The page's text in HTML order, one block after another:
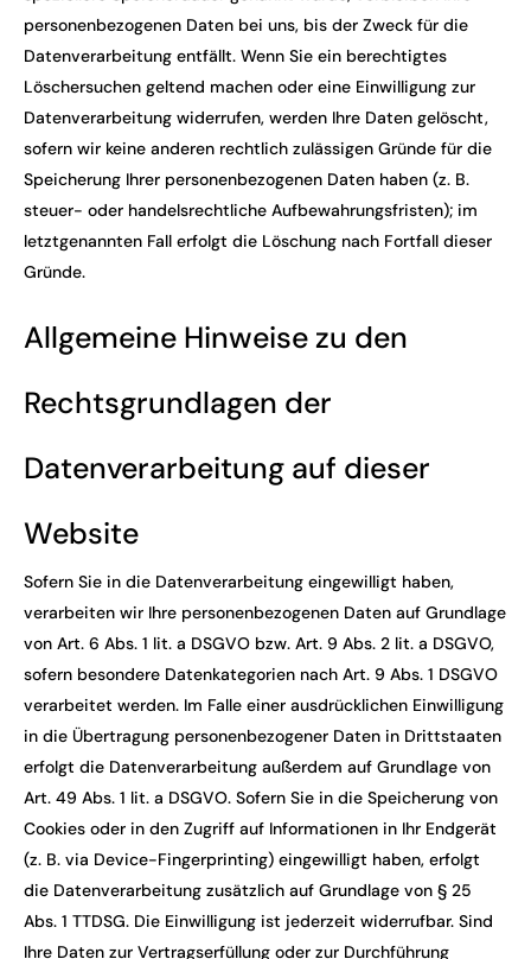
personenbezogenen Daten bei uns, bis der Zweck für die
Datenverarbeitung entfällt. Wenn Sie ein berechtigtes
Löschersuchen geltend machen oder eine Einwilligung zur
Datenverarbeitung widerrufen, werden Ihre Daten gelöscht,
sofern wir keine anderen rechtlich zulässigen Gründe für die
Speicherung Ihrer personenbezogenen Daten haben (z. B.
steuer- oder handelsrechtliche Aufbewahrungsfristen); im
letztgenannten Fall erfolgt die Löschung nach Fortfall dieser
Gründe.
Allgemeine Hinweise zu den
Rechtsgrundlagen der
Datenverarbeitung auf dieser
Website
Sofern Sie in die Datenverarbeitung eingewilligt haben,
verarbeiten wir Ihre personenbezogenen Daten auf Grundlage
von Art. 6 Abs. 1 lit. a DSGVO bzw. Art. 9 Abs. 2 lit. a DSGVO,
sofern besondere Datenkategorien nach Art. 9 Abs. 1 DSGVO
verarbeitet werden. Im Falle einer ausdrücklichen Einwilligung
in die Übertragung personenbezogener Daten in Drittstaaten
erfolgt die Datenverarbeitung außerdem auf Grundlage von
Art. 49 Abs. 1 lit. a DSGVO. Sofern Sie in die Speicherung von
Cookies oder in den Zugriff auf Informationen in Ihr Endgerät
(z. B. via Device-Fingerprinting) eingewilligt haben, erfolgt
die Datenverarbeitung zusätzlich auf Grundlage von § 25
Abs. 1 TTDSG. Die Einwilligung ist jederzeit widerrufbar. Sind
Ihre Daten zur Vertragserfüllung oder zur Durchführung